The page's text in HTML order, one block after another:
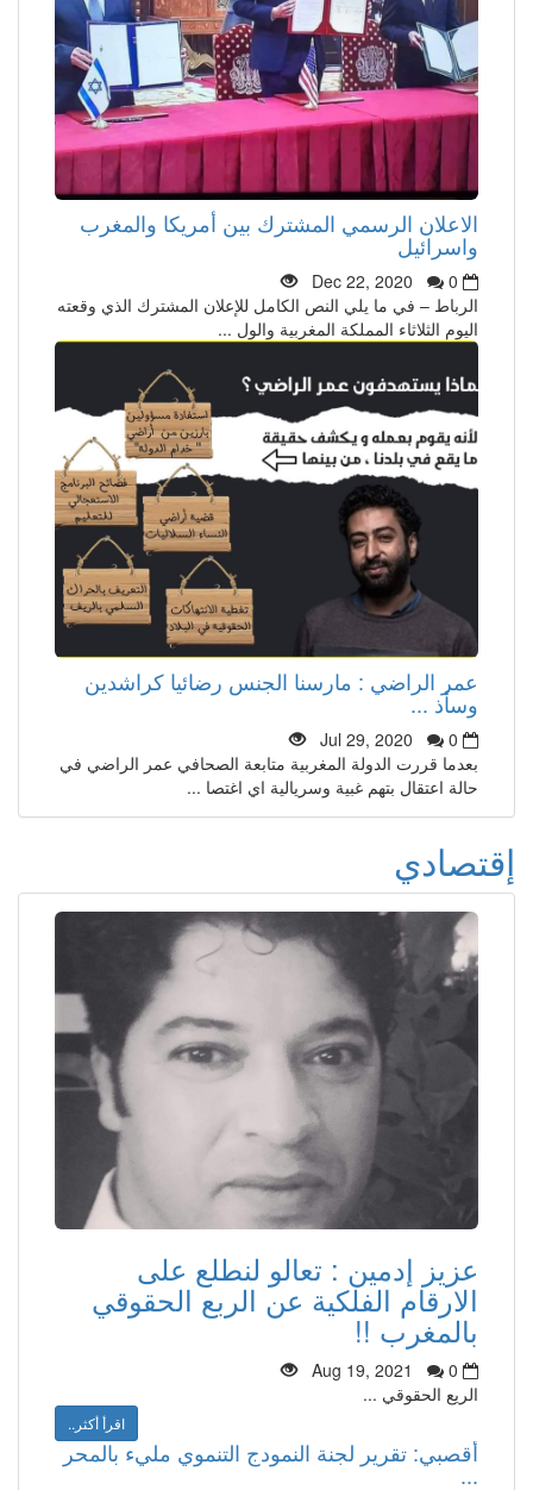
الاعلان الرسمي المشترك بين أمريكا والمغرب
واسرائيل
Dec 22, 2020
0
الرباط – في ما يلي النص الكامل للإعلان المشترك الذي وقعته
اليوم الثلاثاء المملكة المغربية والول ...
عمر الراضي : مارسنا الجنس رضائيا كراشدين
وسأذ ...
Jul 29, 2020
0
بعدما قررت الدولة المغربية متابعة الصحافي عمر الراضي في
حالة اعتقال بتهم غبية وسريالية اي اغتصا ...
إقتصادي
عزيز إدمين : تعالو لنطلع على
الارقام الفلكية عن الربع الحقوقي
بالمغرب !!
Aug 19, 2021
0
الريع الحقوقي ...
اقرأ أكثر..
أقصبي: تقرير لجنة النمودج التنموي مليء بالمحر